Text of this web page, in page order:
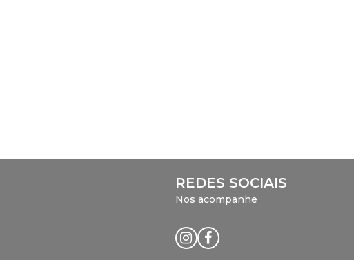
REDES SOCIAIS
Nos acompanhe